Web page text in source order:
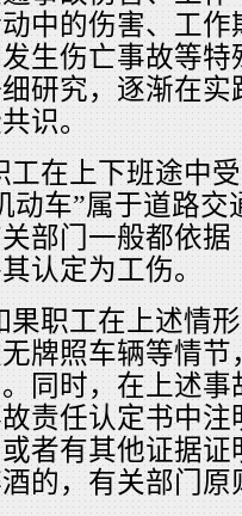
中的伤害、工
生伤亡事故等
研究，逐渐在
识。
工在上下班途中
动车”属于道路
部门一般都依
认定为工伤。
果职工在上述情
牌照车辆等情
同时，在上述
责任认定书中
者有其他证据
的，有关部门